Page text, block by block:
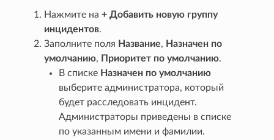
Нажмите на+ Добавить новую группу
инцидентов.
Заполните поля Название, Назначен по
умолчанию, Приоритет по умолчанию.
В списке Назначен по умолчанию
выберите администратора, который
будет расследовать инцидент.
Администраторы приведены в списке
по указанным имени и фамилии.